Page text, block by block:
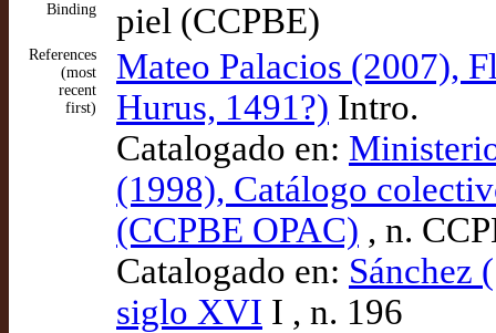
Binding piel (CCPBE)
References
(most
recent
first)
Mateo Palacios (2007),
Hurus, 1491?) Intro.
Catalogado en:
(1998), Catálogo
(CCPBE OPAC) , n.
Catalogado en: Sánchez
siglo XVI I , n. 196